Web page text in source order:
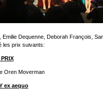
Dequenne, Deborah François,
les prix suivants:
Oren Moverman
ex aequo